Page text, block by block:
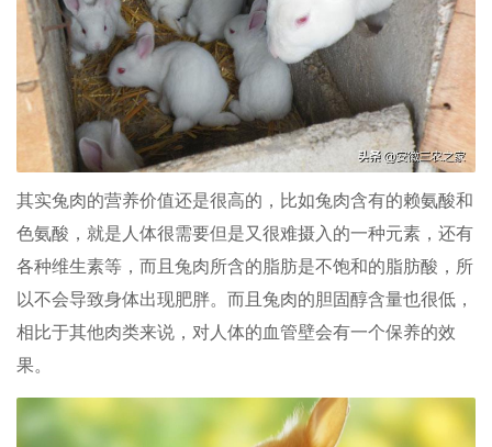
其实兔肉的营养价值还是很高的，比如兔肉含有的赖氨酸和
色氨酸，就是人体很需要但是又很难摄入的一种元素，还有
各种维生素等，而且兔肉所含的脂肪是不饱和的脂肪酸，所
以不会导致身体出现肥胖。而且兔肉的胆固醇含量也很低，
相比于其他肉类来说，对人体的血管壁会有一个保养的效
果。